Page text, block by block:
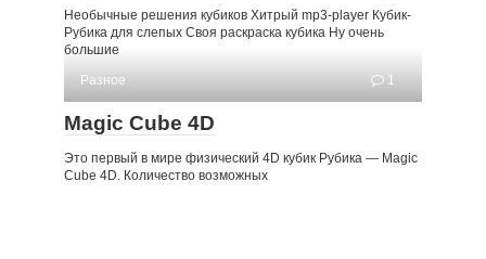
Необычные решения кубиков Хитрый mp3-player Кубик-
Рубика для слепых Своя раскраска кубика Ну очень
большие
Разное
1
Magic Cube 4D
Это первый в мире физический 4D кубик Рубика — Magic
Cube 4D. Количество возможных